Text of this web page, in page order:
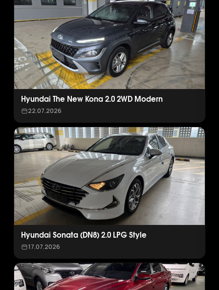
Hyundai The New Kona 2.0 2WD Modern
22.07.2026
Hyundai Sonata (DN8) 2.0 LPG Style
17.07.2026